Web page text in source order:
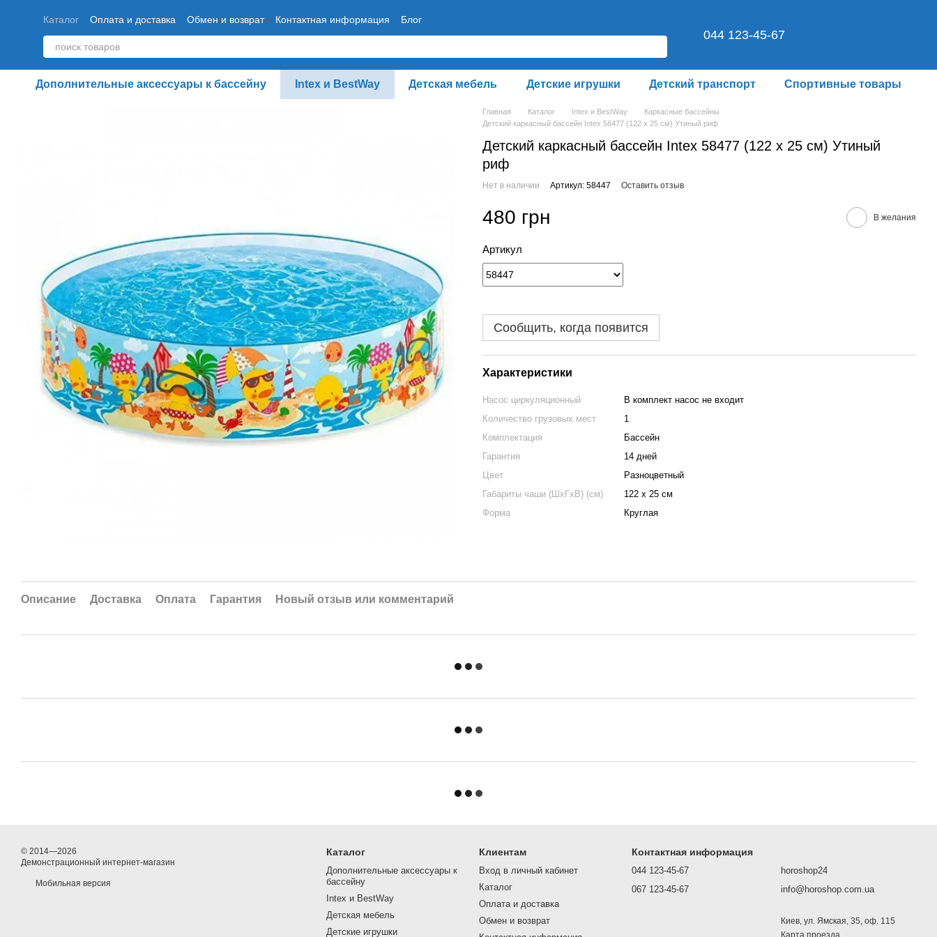
Каталог Оплата и доставка Обмен и возврат Контактная информация Блог
044 123-45-67
Дополнительные аксессуары к бассейну Intex и BestWay Детская мебель Детские игрушки Детский транспорт Спортивные товары
Главная Каталог Intex и BestWay
Каркасные бассейны
Детский каркасный бассейн Intex 58477 (122 х 25 см) Утиный риф
Детский каркасный бассейн Intex 58477 (122 х 25 см) Утиный
риф
Нет в наличии Артикул: 58447 Оставить отзыв
480 грн В желания
Артикул
Сообщить, когда появится
Характеристики
Насос циркуляционный
В комплект насос не входит
Количество грузовых мест
1
Комплектация
Бассейн
Гарантия
14 дней
Цвет
Разноцветный
Габариты чаши (ШхГхВ) (см)
122 х 25 см
Форма
Круглая
Описание Доставка Оплата Гарантия Новый отзыв или комментарий
© 2014—2026
Демонстрационный интернет-магазин
Мобильная версия
Каталог
Дополнительные аксессуары к
бассейну
Intex и BestWay
Детская мебель
Детские игрушки
Клиентам
Вход в личный кабинет
Каталог
Оплата и доставка
Обмен и возврат
Контактная информация
044 123-45-67
067 123-45-67
horoshop24
info@horoshop.com.ua
Киев, ул. Ямская, 35, оф. 115
Карта проезда